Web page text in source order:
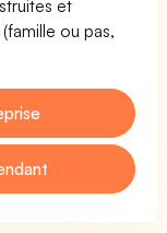
et
ou pas,